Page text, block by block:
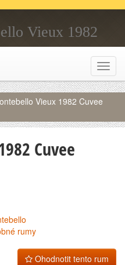
Vieux 1982
Vieux 1982 Cuvee
Cuvee
rumy
Ohodnotit tento rum